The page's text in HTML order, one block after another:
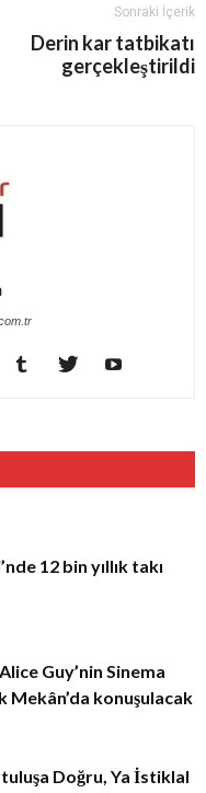
Sonraki İçerik
Derin kar tatbikatı
gerçekleştirildi
12 bin yıllık takı
Guy’nin Sinema
Mekân’da konuşulacak
Doğru, Ya İstiklal